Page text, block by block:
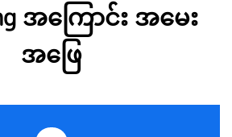
အကြောင်း အမေး
အဖြေ